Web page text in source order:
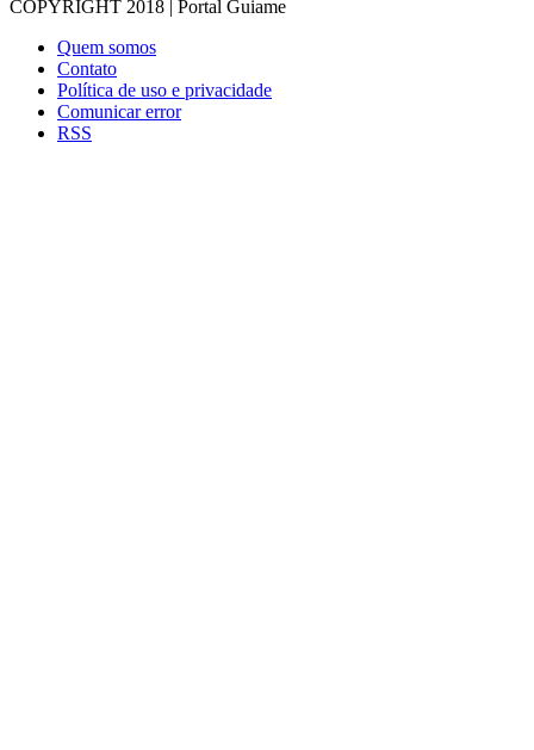
COPYRIGHT 2018 | Portal Guiame
Quem somos
Contato
Política de uso e privacidade
Comunicar error
RSS